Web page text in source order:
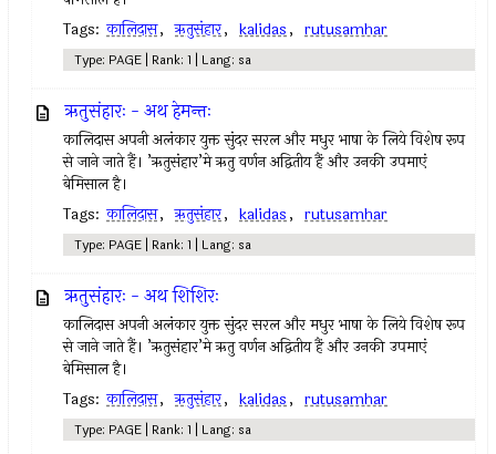
Tags: कालिदास, ऋतुसंहार, kalidas, rutusamhar
Type: PAGE | Rank: 1 | Lang: sa
ऋतुसंहारः - अथ हेमन्तः
कालिदास अपनी अलंकार युक्त सुंदर सरल और मधुर भाषा के लिये विशेष रूप
से जाने जाते हैं। ’ऋतुसंहार’मे ऋतु वर्णन अद्वितीय हैं और उनकी उपमाएं
बेमिसाल है।
Tags: कालिदास, ऋतुसंहार, kalidas, rutusamhar
Type: PAGE | Rank: 1 | Lang: sa
ऋतुसंहारः - अथ शिशिरः
कालिदास अपनी अलंकार युक्त सुंदर सरल और मधुर भाषा के लिये विशेष रूप
से जाने जाते हैं। ’ऋतुसंहार’मे ऋतु वर्णन अद्वितीय हैं और उनकी उपमाएं
बेमिसाल है।
Tags: कालिदास, ऋतुसंहार, kalidas, rutusamhar
Type: PAGE | Rank: 1 | Lang: sa